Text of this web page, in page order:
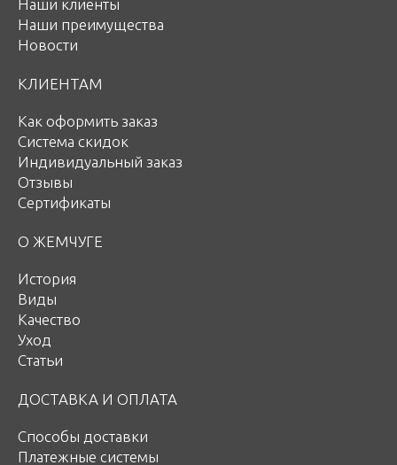
Наши клиенты
Наши преимущества
Новости
КЛИЕНТАМ
Как оформить заказ
Система скидок
Индивидуальный заказ
Отзывы
Сертификаты
О ЖЕМЧУГЕ
История
Виды
Качество
Уход
Статьи
ДОСТАВКА И ОПЛАТА
Способы доставки
Платежные системы